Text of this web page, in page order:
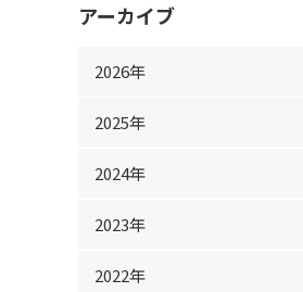
アーカイブ
2026年
2025年
2024年
2023年
2022年